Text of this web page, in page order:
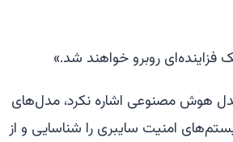
فزاینده‌ای روبرو خواهند شد.»
هوش مصنوعی اشاره نکرد، مدل‌های
امنیت سایبری را شناسایی و از